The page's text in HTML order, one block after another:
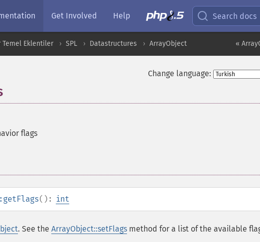
Get Involved Help Search docs
«
Temel Eklentiler SPL Datastructures ArrayObject
Change language:
flags
(): int
. See the ArrayObject::setFlags method for a list of the available